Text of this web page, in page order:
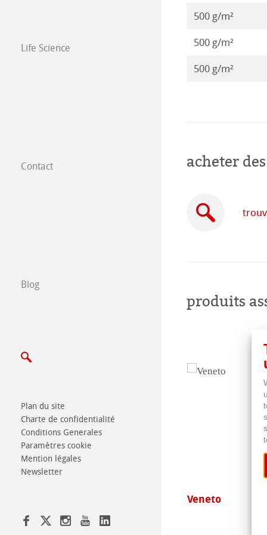
Life Science
Contact
Trouver nos
Ecrivez nous
Blog
Plan du site
Charte de confidentialité
Conditions Generales
Paramètres cookie
Mention légales
Newsletter
500 g/m²
500 g/m²
500 g/m²
acheter
produits
Veneto